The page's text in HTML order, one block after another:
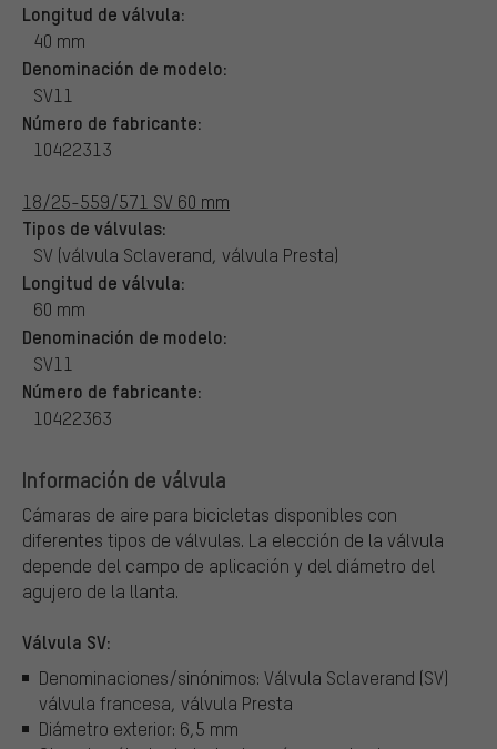
Longitud de válvula:
40 mm
Denominación de modelo:
SV11
Número de fabricante:
10422313
18/25-559/571 SV 60 mm
Tipos de válvulas:
SV (válvula Sclaverand, válvula Presta)
Longitud de válvula:
60 mm
Denominación de modelo:
SV11
Número de fabricante:
10422363
Información de válvula
Cámaras de aire para bicicletas disponibles con
diferentes tipos de válvulas. La elección de la válvula
depende del campo de aplicación y del diámetro del
agujero de la llanta.
Válvula SV:
Denominaciones/sinónimos: Válvula Sclaverand (SV)
válvula francesa, válvula Presta
Diámetro exterior: 6,5 mm